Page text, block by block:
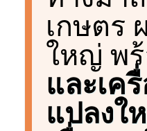
เกษตร
ใหญ่ พ
และเค
แปลงใ